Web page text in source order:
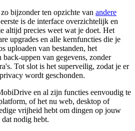
bijzonder ten opzichte van andere
is de interface overzichtelijk en
altijd precies weet wat je doet. Het
upgrades en alle kernfuncties die je
uploaden van bestanden, het
back-uppen van gegevens, zonder
Tot slot is het superveilig, zodat je er
wordt geschonden.
en al zijn functies eenvoudig te
of het nu web, desktop of
vrijheid hebt om dingen op jouw
nodig hebt.